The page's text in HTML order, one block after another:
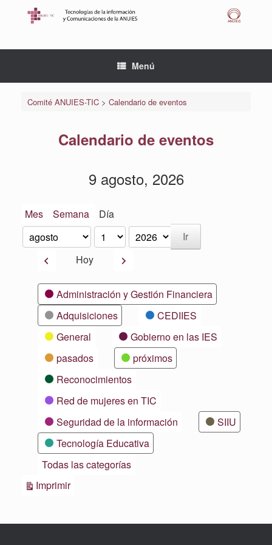
Menú
Comité ANUIES-TIC> Calendario de eventos
Calendario de eventos
9 agosto, 2026
Mes Semana Día
Mes
Día
Año
AnteriorHoy Siguiente
CategoríasAdministración y Gestión Financiera
Adquisiciones
CEDIIES
General
Gobierno en las IES
pasados
próximos
Reconocimientos
Red de mujeres en TIC
Seguridad de la información
SIIU
Tecnología Educativa
Todas las categorías
ImprimirVistas